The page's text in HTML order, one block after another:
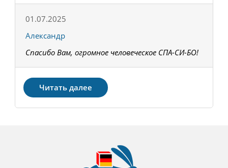
01.07.2025
Александр
Спасибо Вам, огромное человеческое СПА-СИ-БО!
Читать далее